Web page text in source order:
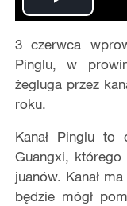
Play
Video
3 czerwca
Pinglu, w
żegluga przez
roku.
Kanał Pinglu
Guangxi, którego
juanów. Kanał
będzie mógł